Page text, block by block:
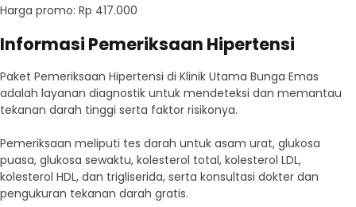
Harga promo: Rp 417.000
Informasi Pemeriksaan Hipertensi
Paket Pemeriksaan Hipertensi di Klinik Utama Bunga Emas
adalah layanan diagnostik untuk mendeteksi dan memantau
tekanan darah tinggi serta faktor risikonya.
Pemeriksaan meliputi tes darah untuk asam urat, glukosa
puasa, glukosa sewaktu, kolesterol total, kolesterol LDL,
kolesterol HDL, dan trigliserida, serta konsultasi dokter dan
pengukuran tekanan darah gratis.